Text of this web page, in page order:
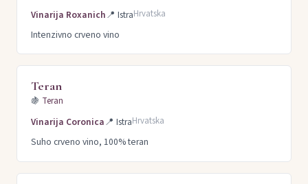
Vinarija Roxanich📍 IstraHrvatska
Intenzivno crveno vino
Teran
🍇 Teran
Vinarija Coronica📍 IstraHrvatska
Suho crveno vino, 100% teran